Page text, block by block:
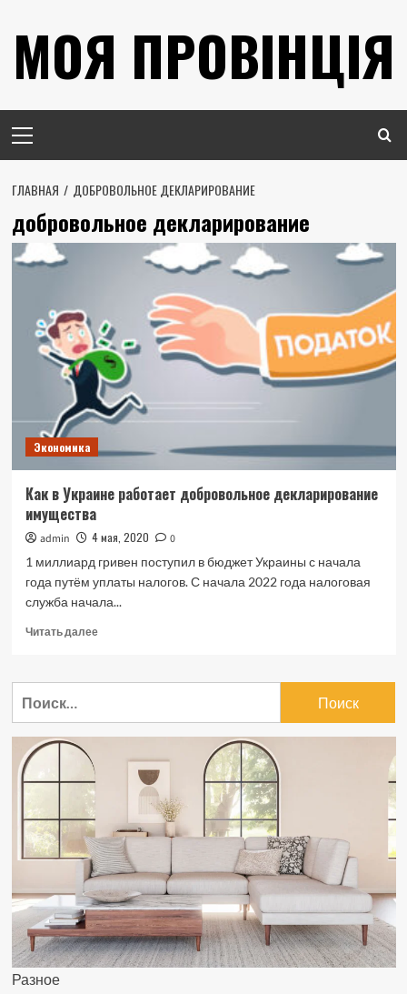
содержимому
МОЯ ПРОВІНЦІЯ
меню
ГЛАВНАЯ ДОБРОВОЛЬНОЕ ДЕКЛАРИРОВАНИЕ
добровольное декларирование
Экономика
Как в Украине работает добровольное декларирование
имущества
admin 4 мая, 2020
0
1 миллиард гривен поступил в бюджет Украины с начала
года путём уплаты налогов. С начала 2022 года налоговая
служба начала...
Читать далееПрочитать
Как
декларирование
имущества
Разное